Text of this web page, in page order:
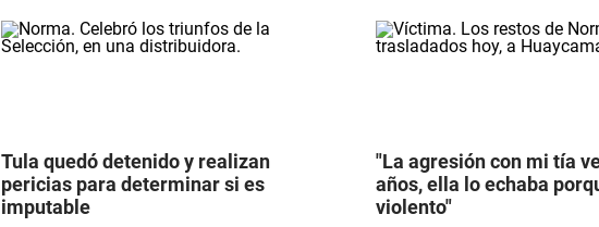
Tula quedó detenido y realizan
pericias para determinar si es
imputable
"La agresión con mi tía
años, ella lo echaba
violento"